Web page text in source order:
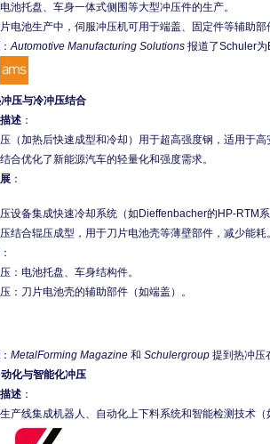
池托盘、车身一体式侧围等大型冲压件的生产。
电池生产中，伺服冲压机可用于端盖、固定件等辅助部
：Automotive Manufacturing Solutions 报道了Schuler为
压与冷冲压结合
述 ：
（加热后快速成型和冷却）用于超高强度钢，适用于
合优化了新能源汽车的轻量化和强度需求。
：
设备集成快速冷却系统（如Dieffenbacher的HP-RTM
结合辊压成型，用于刀片电池壳等薄壁部件，减少能耗。
：
：电池托盘、车身结构件。
：刀片电池壳的辅助部件（如端盖）。
： MetalForming Magazine 和 Schulergroup 提到热冲压
化与智能化冲压
述 ：
产线集成机器人、自动化上下料系统和智能检测技术